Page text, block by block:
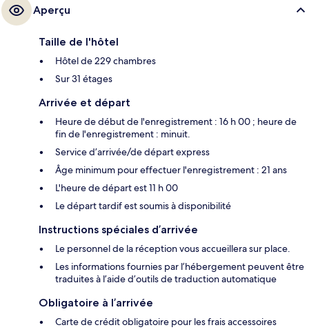
Aperçu
Taille de l'hôtel
Hôtel de 229 chambres
Sur 31 étages
Arrivée et départ
Heure de début de l'enregistrement : 16 h 00 ; heure de
fin de l'enregistrement : minuit.
Service d’arrivée/de départ express
Âge minimum pour effectuer l'enregistrement : 21 ans
L'heure de départ est 11 h 00
Le départ tardif est soumis à disponibilité
Instructions spéciales d’arrivée
Le personnel de la réception vous accueillera sur place.
Les informations fournies par l’hébergement peuvent être
traduites à l’aide d’outils de traduction automatique
Obligatoire à l’arrivée
Carte de crédit obligatoire pour les frais accessoires